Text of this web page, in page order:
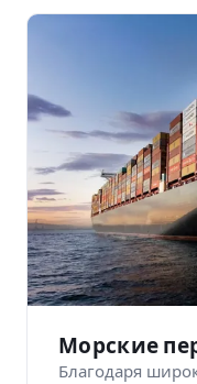
Морские
Благодаря